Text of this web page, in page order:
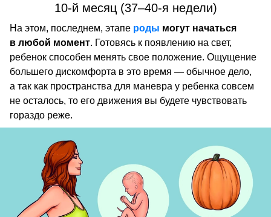
10-й месяц (37–40-я недели)
На этом, последнем, этапе роды могут начаться
в любой момент. Готовясь к появлению на свет,
ребенок способен менять свое положение. Ощущение
большего дискомфорта в это время — обычное дело,
а так как пространства для маневра у ребенка совсем
не осталось, то его движения вы будете чувствовать
гораздо реже.